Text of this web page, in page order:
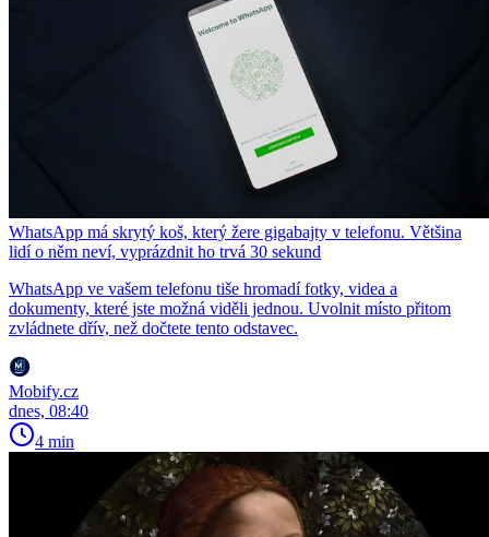
WhatsApp má skrytý koš, který žere gigabajty v telefonu. Většina
lidí o něm neví, vyprázdnit ho trvá 30 sekund
WhatsApp ve vašem telefonu tiše hromadí fotky, videa a
dokumenty, které jste možná viděli jednou. Uvolnit místo přitom
zvládnete dřív, než dočtete tento odstavec.
Mobify.cz
dnes, 08:40
4 min